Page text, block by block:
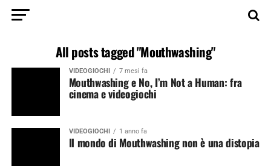
All posts tagged "Mouthwashing"
VIDEOGIOCHI 7 mesi fa
Mouthwashing e No, I’m Not a Human: fra
cinema e videogiochi
VIDEOGIOCHI 1 anno fa
Il mondo di Mouthwashing non è una distopia